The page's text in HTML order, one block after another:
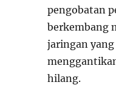
pengobatan
berkembang
jaringan
hilang.